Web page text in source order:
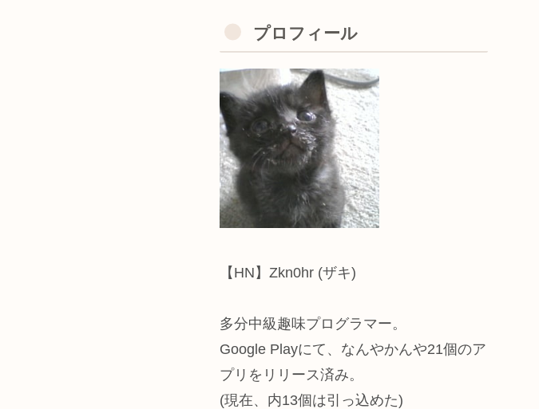
プロフィール
【HN】Zkn0hr (ザキ)
多分中級趣味プログラマー。
Google Playにて、なんやかんや21個のア
プリをリリース済み。
(現在、内13個は引っ込めた)